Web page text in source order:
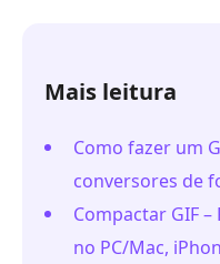
Mais leitura
Como fazer um
conversores de
Compactar GIF
no PC/Mac,